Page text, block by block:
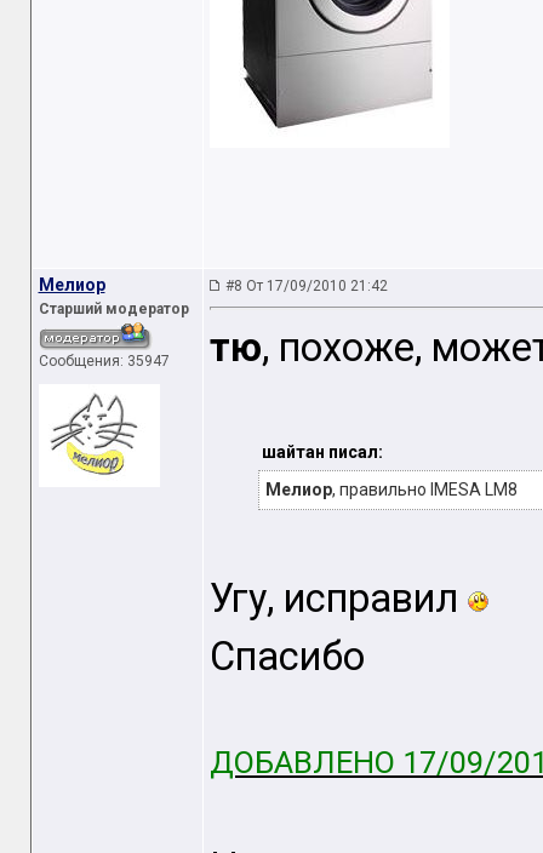
Мелиор
Старший модератор
Сообщения: 35947
#8 От 17/09/2010 21:42
тю, похоже,
шайтан писал:
Мелиор, правильно IMESA LM8
Угу, исправил
Спасибо
ДОБАВЛЕНО 17/09/